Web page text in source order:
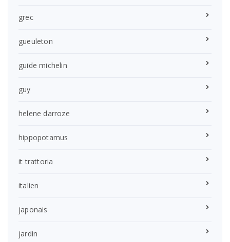
grec
gueuleton
guide michelin
guy
helene darroze
hippopotamus
it trattoria
italien
japonais
jardin